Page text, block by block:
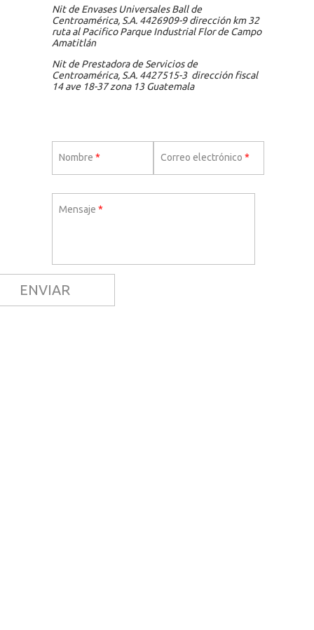
Nit de Envases Universales Ball de
Centroamérica, S.A. 4426909-9 dirección km 32
ruta al Pacifico Parque Industrial Flor de Campo
Amatitlán
Nit de Prestadora de Servicios de
Centroamérica, S.A. 4427515-3 dirección fiscal
14 ave 18-37 zona 13 Guatemala
Nombre * Correo electrónico *
Mensaje *